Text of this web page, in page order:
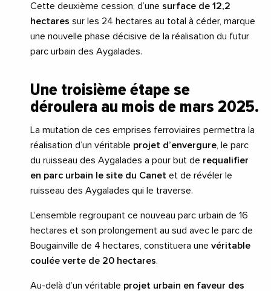
Cette deuxième cession, d’une surface de 12,2
hectares sur les 24 hectares au total à céder, marque
une nouvelle phase décisive de la réalisation du futur
parc urbain des Aygalades.
Une troisième étape se
déroulera au mois de mars 2025.
La mutation de ces emprises ferroviaires permettra la
réalisation d’un véritable projet d’envergure , le parc
du ruisseau des Aygalades a pour but de requalifier
en parc urbain le site du Canet et de révéler le
ruisseau des Aygalades qui le traverse.
L’ensemble regroupant ce nouveau parc urbain de 16
hectares et son prolongement au sud avec le parc de
Bougainville de 4 hectares, constituera une véritable
coulée verte de 20 hectares.
Au-delà d’un véritable projet urbain en faveur des